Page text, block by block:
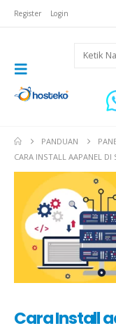
Register Login
PANDUAN
CARA INSTALL AAPANEL DI
Cara Install